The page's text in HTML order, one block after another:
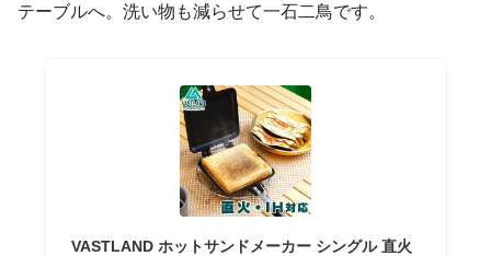
テーブルへ。洗い物も減らせて一石二鳥です。
VASTLAND ホットサンドメーカー シングル 直火